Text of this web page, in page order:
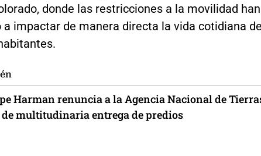
donde las restricciones a la movilidad han
a impactar de manera directa la vida cotidiana
Harman renuncia a la Agencia Nacional de
multitudinaria entrega de predios